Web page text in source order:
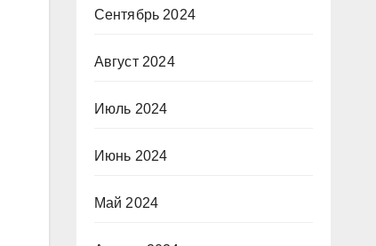
Сентябрь 2024
Август 2024
Июль 2024
Июнь 2024
Май 2024